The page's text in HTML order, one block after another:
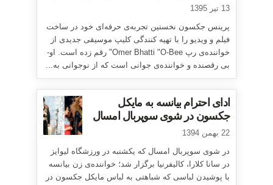
13 تیر 1395
پرینس جکسون نخستین تجربه‌ی حرفه‌ای خود در ساخت
فیلم و ویدیو را با تهیه کنندگی کلیپ موسیقی جدیدی از
خواننده‌ی رپ Omer Bhatti "O-Bee" رقم زده است. او-
بی رقصنده و خواننده‌ی جوانی است که از نوجوانی به...
ادای احترام بیانسه به مایکل
جکسون در شوی سوپربال امسال
22 بهمن 1394
در شوی سوپربال امسال که یکشنبه در ورزشگاه لیوایز
در سانا کلارا، کالیفرنیا برگزار شد؛ خواننده‌ی زن بیانسه
با پوشیدن لباسی که شباهتی به لباس مایکل جکسون در